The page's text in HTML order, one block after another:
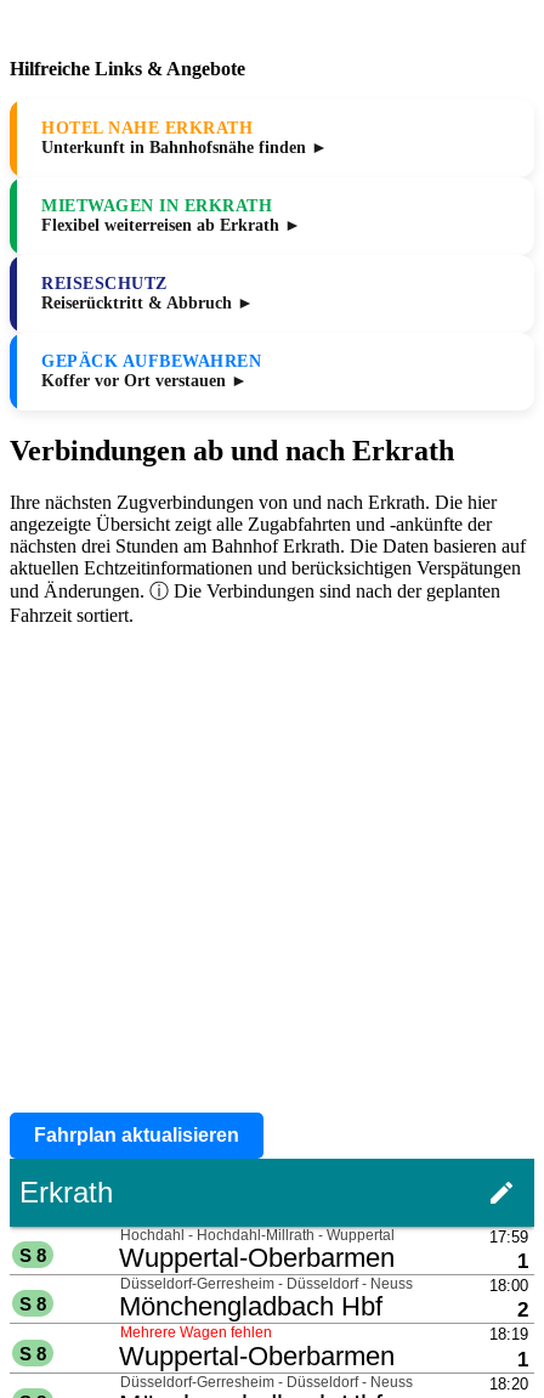
Hilfreiche Links & Angebote
HOTEL NAHE ERKRATH
Unterkunft in Bahnhofsnähe finden ►
MIETWAGEN IN ERKRATH
Flexibel weiterreisen ab Erkrath ►
REISESCHUTZ
Reiserücktritt & Abbruch ►
GEPÄCK AUFBEWAHREN
Koffer vor Ort verstauen ►
Verbindungen ab und nach Erkrath
Ihre nächsten Zugverbindungen von und nach Erkrath. Die hier
angezeigte Übersicht zeigt alle Zugabfahrten und -ankünfte der
nächsten drei Stunden am Bahnhof Erkrath. Die Daten basieren auf
aktuellen Echtzeitinformationen und berücksichtigen Verspätungen
und Änderungen. ⓘ Die Verbindungen sind nach der geplanten
Fahrzeit sortiert.
Fahrplan aktualisieren